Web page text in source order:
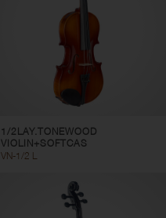
1/2LAY.TONEWOOD
VIOLIN+SOFTCAS
VN-1/2 L